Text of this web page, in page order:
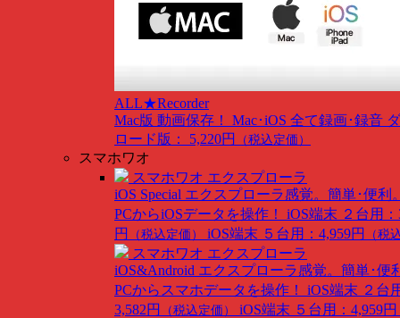
ALL★Recorder
Mac版 動画保存！ Mac･iOS 全て録画･録音
ロード版： 5,220円
（税込定価）
スマホワオ
スマホワオ エクスプローラ
iOS Special エクスプローラ感覚。簡単･便利
PCからiOSデータを操作！ iOS端末 ２台用：
円
（税込定価） iOS端末 ５台用：4,959円 （税
スマホワオ エクスプローラ
iOS&Android エクスプローラ感覚。簡単･便
PCからスマホデータを操作！ iOS端末 ２台
3,582円
（税込定価） iOS端末 ５台用：4,959円